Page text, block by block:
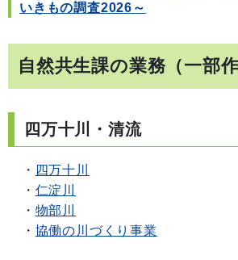
いきもの調査2026～
自然共生課の業務（一部作
四万十川・清流
・ 四万十川
・ 仁淀川
・ 物部川
・ 協働の川づくり事業